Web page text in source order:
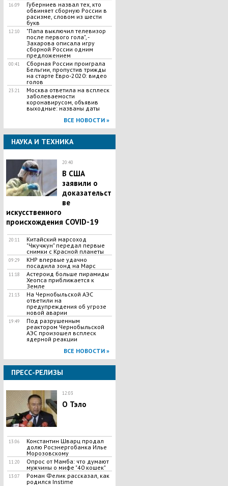
16:09
Губерниев назвал тех, кто
обвиняет сборную России в
расизме, словом из шести
букв
12:10
"​Папа выключил телевизор
после первого гола", -
Захарова описала игру
сборной России одним
предложением
00:41
Сборная России проиграла
Бельгии, пропустив трижды
на старте Евро-2020: видео
голов
23:21
Москва ответила на всплеск
заболеваемости
коронавирусом, объявив
выходные: названы даты
ВСЕ НОВОСТИ »
НАУКА И ТЕХНИКА
20:40
В США
заявили о
доказательст
ве
искусственного
происхождения COVID-19
20:11
Китайский марсоход
"Чжучжун" передал первые
снимки с Красной планеты
09:29
КНР впервые удачно
посадила зонд на Марс
11:18
Астероид больше пирамиды
Хеопса приближается к
Земле
21:13
На Чернобыльской АЭС
ответили на
предупреждения об угрозе
новой аварии
19:49
Под разрушенным
реактором Чернобыльской
АЭС произошел всплеск
ядерной реакции
ВСЕ НОВОСТИ »
ПРЕСС-РЕЛИЗЫ
12:03
О Тэло
13:06
Константин Шварц продал
долю Росэнергобанка Илье
Морозовскому
11:20
Опрос от Мамба: что думают
мужчины о мифе "40 кошек"
13:07
Роман Фелик рассказал, как
родился Instime